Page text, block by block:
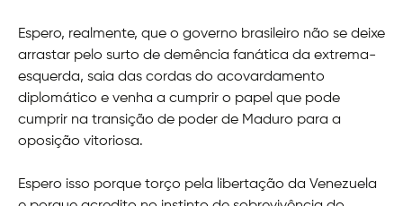
Espero, realmente, que o governo brasileiro não se deixe
arrastar pelo surto de demência fanática da extrema-
esquerda, saia das cordas do acovardamento
diplomático e venha a cumprir o papel que pode
cumprir na transição de poder de Maduro para a
oposição vitoriosa.
Espero isso porque torço pela libertação da Venezuela